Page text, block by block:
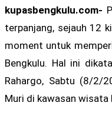
kupasbengkulu.com-
terpanjang, sejauh 12
moment untuk
Bengkulu. Hal ini
Rahargo, Sabtu (8/2/
Muri di kawasan wisata